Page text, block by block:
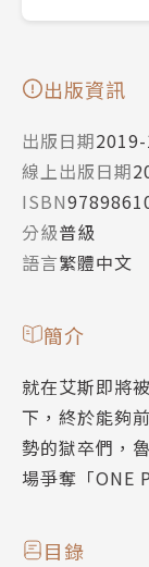
出版資訊
出版日期
線上出版日期
ISBN
分級普級
語言繁體中文
簡介
就在艾斯即將
下，終於能夠
勢的獄卒們，
場爭奪「ONE
目錄